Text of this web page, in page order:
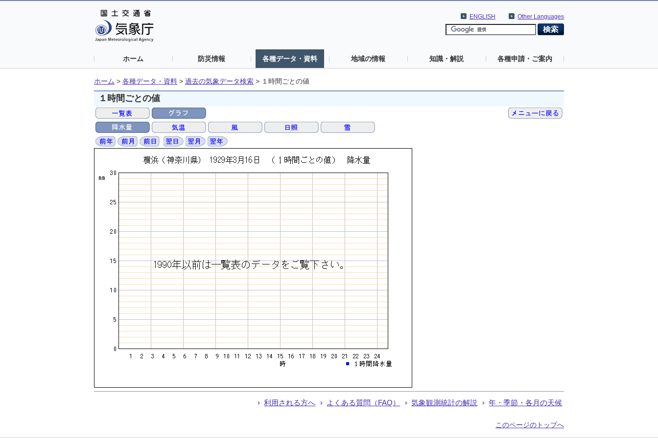
Other Languages
ENGLISH
ホーム 防災情報 各種データ・資料 地域の情報 知識・解説 各種申請・ご案内
ホーム > 各種データ・資料 > 過去の気象データ検索 > １時間ごとの値
１時間ごとの値
利用される方へ よくある質問（FAQ） 気象観測統計の解説 年・季節・各月の天候
このページのトップへ